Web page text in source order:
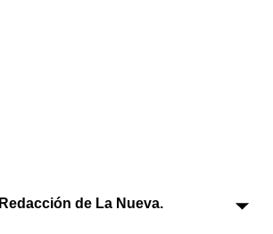
Redacción de La Nueva.